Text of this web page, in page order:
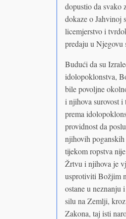
dopustio da svako
dokaze o Jahvinoj
licemjerstvo i
predaju u Njegovu
Budući da su
idolopoklonstva,
bile povoljne
i njihova surovost i
prema
providnost da
njihovih
tijekom ropstva
Žrtvu i njihova je
usprotiviti Božjim
ostane u
silu na Zemlji,
Zakona, taj isti